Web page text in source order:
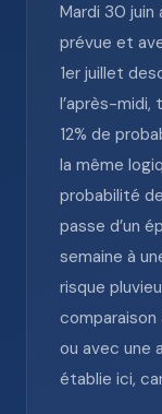
Mardi 30 juin
prévue et
1er juillet
l’après-midi,
12% de
la même
probabilité
passe d’un
semaine à
risque
comparaison
ou avec une
établie ici,